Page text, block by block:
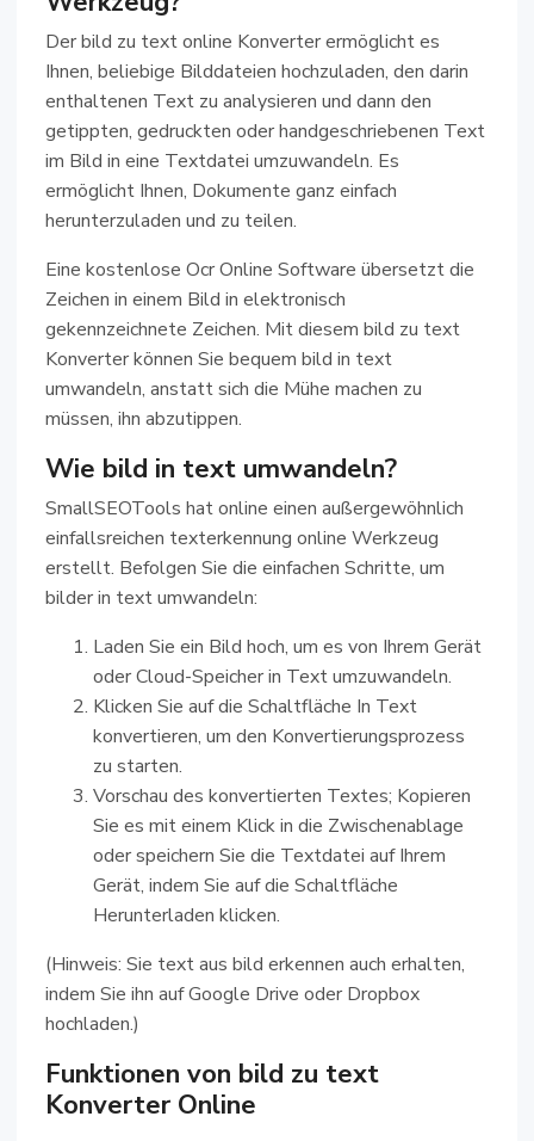
Der bild zu text online Konverter ermöglicht es
Ihnen, beliebige Bilddateien hochzuladen, den darin
enthaltenen Text zu analysieren und dann den
getippten, gedruckten oder handgeschriebenen Text
im Bild in eine Textdatei umzuwandeln. Es
ermöglicht Ihnen, Dokumente ganz einfach
herunterzuladen und zu teilen.
Eine kostenlose Ocr Online Software übersetzt die
Zeichen in einem Bild in elektronisch
gekennzeichnete Zeichen. Mit diesem bild zu text
Konverter können Sie bequem bild in text
umwandeln, anstatt sich die Mühe machen zu
müssen, ihn abzutippen.
Wie bild in text umwandeln?
SmallSEOTools hat online einen außergewöhnlich
einfallsreichen texterkennung online Werkzeug
erstellt. Befolgen Sie die einfachen Schritte, um
bilder in text umwandeln:
Laden Sie ein Bild hoch, um es von Ihrem Gerät
oder Cloud-Speicher in Text umzuwandeln.
Klicken Sie auf die Schaltfläche In Text
konvertieren, um den Konvertierungsprozess
zu starten.
Vorschau des konvertierten Textes; Kopieren
Sie es mit einem Klick in die Zwischenablage
oder speichern Sie die Textdatei auf Ihrem
Gerät, indem Sie auf die Schaltfläche
Herunterladen klicken.
(Hinweis: Sie text aus bild erkennen auch erhalten,
indem Sie ihn auf Google Drive oder Dropbox
hochladen.)
Funktionen von bild zu text
Konverter Online